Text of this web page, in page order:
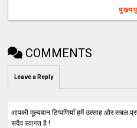
COMMENTS
Leave a Reply
आपकी मूल्यवान टिप्पणियाँ हमें उत्साह और सबल
सदैव स्वागत है !